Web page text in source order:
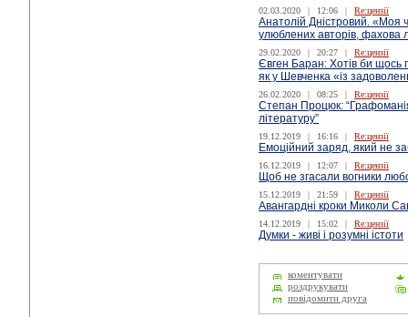
02.03.2020 | 12:06 | Re:цензії
Анатолій Дністровий. «Моя
улюблених авторів, фахова
29.02.2020 | 20:27 | Re:цензії
Євген Баран: Хотів би щось
як у Шевченка «із
26.02.2020 | 08:25 | Re:цензії
Степан Процюк:
літературу”
19.12.2019 | 16:16 | Re:цензії
Емоційний заряд, який не
16.12.2019 | 12:07 | Re:цензії
Щоб не згасали вогники
15.12.2019 | 21:59 | Re:цензії
Авангардні кроки Миколи
14.12.2019 | 15:02 | Re:цензії
Думки - живі і розумні істоти
коментувати
роздрукувати
повідомити друга